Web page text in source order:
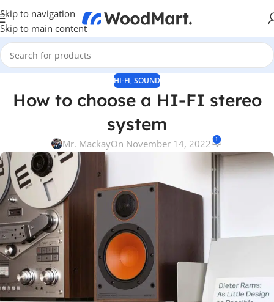
Skip to navigation
Skip to main content
HI-FI,SOUND
How to choose a HI-FI stereo
system
Mr. MackayOn November 14, 2022 1